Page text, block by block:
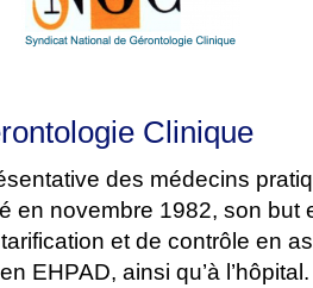
Clinique
des médecins
en novembre 1982, son but
et de contrôle en
EHPAD, ainsi qu’à